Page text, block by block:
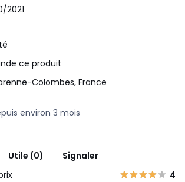
2021
ce produit
Colombes, France
environ 3 mois
Utile (0)
Signaler
4